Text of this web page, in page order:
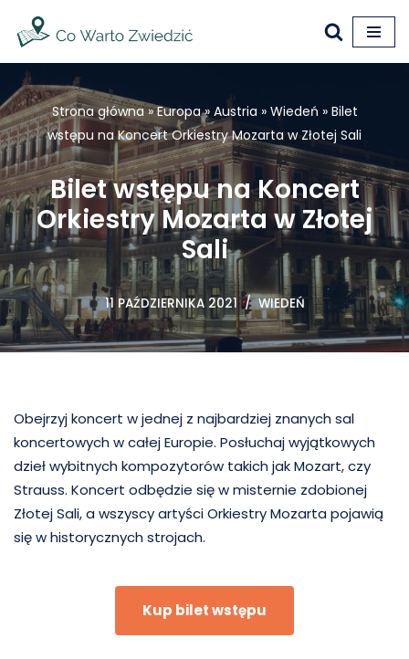
Przejdź
do
treści
Strona główna»Europa» Austria » Wiedeń » Bilet
wstępu na Koncert Orkiestry Mozarta w Złotej Sali
Bilet wstępu na Koncert
Orkiestry Mozarta w Złotej
Sali
11 PAŹDZIERNIKA 2021 WIEDEŃ
Obejrzyj koncert w jednej z najbardziej znanych sal
koncertowych w całej Europie. Posłuchaj wyjątkowych
dzieł wybitnych kompozytorów takich jak Mozart, czy
Strauss. Koncert odbędzie się w misternie zdobionej
Złotej Sali, a wszyscy artyści Orkiestry Mozarta pojawią
się w historycznych strojach.
Kup bilet wstępu